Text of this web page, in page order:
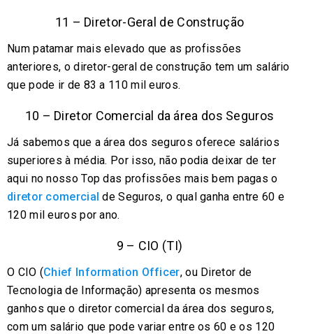
11 – Diretor-Geral de Construção
Num patamar mais elevado que as profissões
anteriores, o diretor-geral de construção tem um salário
que pode ir de 83 a 110 mil euros.
10 – Diretor Comercial da área dos Seguros
Já sabemos que a área dos seguros oferece salários
superiores à média. Por isso, não podia deixar de ter
aqui no nosso Top das profissões mais bem pagas o
diretor comercialde Seguros, o qual ganha entre 60 e
120 mil euros por ano.
9 – CIO (TI)
O CIO (Chief Information Officer, ou Diretor de
Tecnologia de Informação) apresenta os mesmos
ganhos que o diretor comercial da área dos seguros,
com um salário que pode variar entre os 60 e os 120